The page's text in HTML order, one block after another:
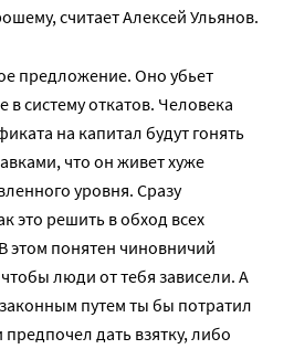
считает Алексей Ульянов.
предложение. Оно убьет
в систему откатов. Человека
на капитал будут гонять
что он живет хуже
уровня. Сразу
это решить в обход всех
этом понятен чиновничий
люди от тебя зависели. А
путем ты бы потратил
дать взятку, либо